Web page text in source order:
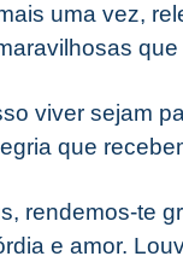
uma vez,
viver sejam
que
rendemos-te
e amor.